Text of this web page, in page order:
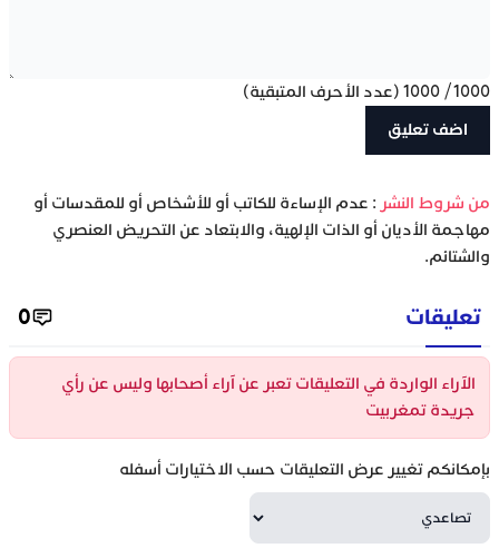
1000
/
1000 (عدد الأحرف المتبقية)
‫من شروط النشر : عدم الإساءة للكاتب أو للأشخاص أو للمقدسات أو
مهاجمة الأديان أو الذات الإلهية، والابتعاد عن التحريض العنصري
والشتائم.
تعليقات 0
الآراء الواردة في التعليقات تعبر عن آراء أصحابها وليس عن رأي
جريدة تمغربيت
بإمكانكم تغيير عرض التعليقات حسب الاختيارات أسفله